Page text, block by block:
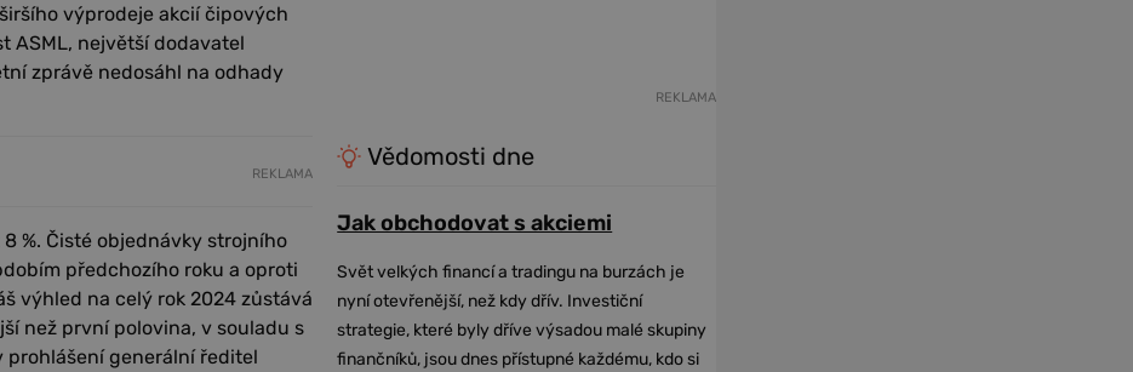
výprodeje akcií čipových
ASML, největší dodavatel
zprávě nedosáhl na odhady
REKLAMA
%. Čisté objednávky strojního
předchozího roku a oproti
výhled na celý rok 2024 zůstává
než první polovina, v souladu s
prohlášení generální ředitel
REKLAMA
Vědomosti dne
Jak obchodovat s akciemi
Svět velkých financí a tradingu na burzách je
nyní otevřenější, než kdy dřív. Investiční
strategie, které byly dříve výsadou malé skupiny
finančníků, jsou dnes přístupné každému, kdo si